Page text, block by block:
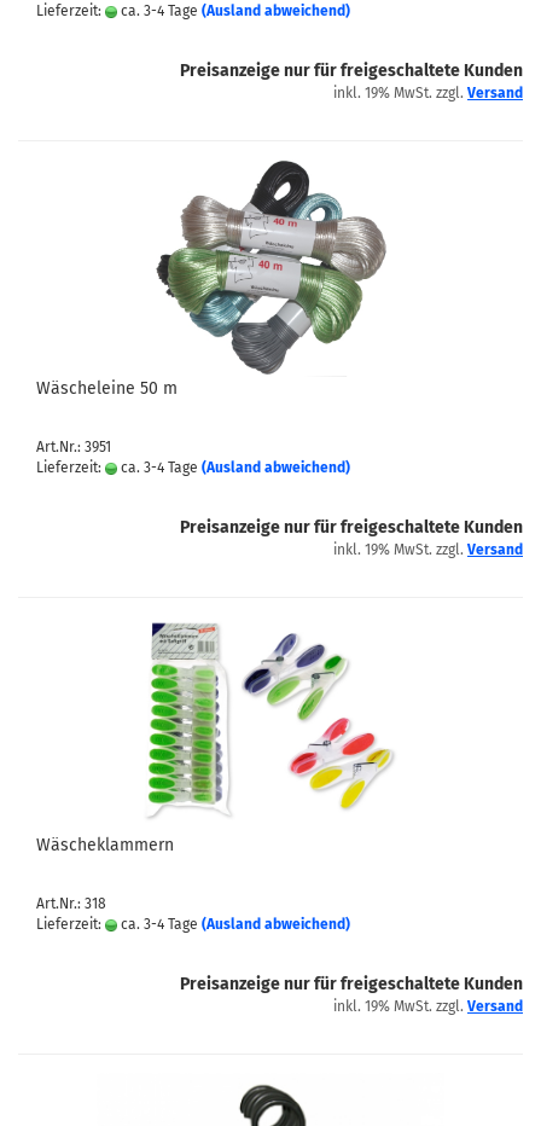
Lieferzeit:
ca. 3-4 Tage (Ausland abweichend)
Preisanzeige nur für freigeschaltete Kunden
inkl. 19% MwSt. zzgl. Versand
Wäscheleine 50 m
Art.Nr.: 3951
Lieferzeit:
ca. 3-4 Tage (Ausland abweichend)
Preisanzeige nur für freigeschaltete Kunden
inkl. 19% MwSt. zzgl. Versand
Wäscheklammern
Art.Nr.: 318
Lieferzeit:
ca. 3-4 Tage (Ausland abweichend)
Preisanzeige nur für freigeschaltete Kunden
inkl. 19% MwSt. zzgl. Versand